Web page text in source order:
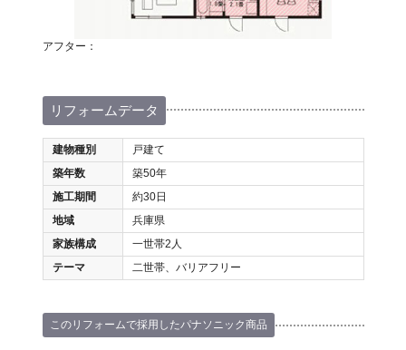
アフター：
リフォームデータ
建物種別
戸建て
築年数
築50年
施工期間
約30日
地域
兵庫県
家族構成
一世帯2人
テーマ
二世帯、バリアフリー
このリフォームで採用したパナソニック商品